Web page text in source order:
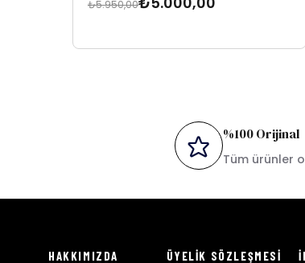
₺5.950,00
%100 Orijinal
Tüm ürünler